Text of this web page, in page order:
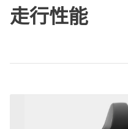
走行性能